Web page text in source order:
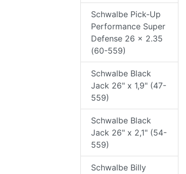
Schwalbe Pick-Up
Performance Super
Defense 26 x 2.35
(60-559)
Schwalbe Black
Jack 26" x 1,9" (47-
559)
Schwalbe Black
Jack 26" x 2,1" (54-
559)
Schwalbe Billy